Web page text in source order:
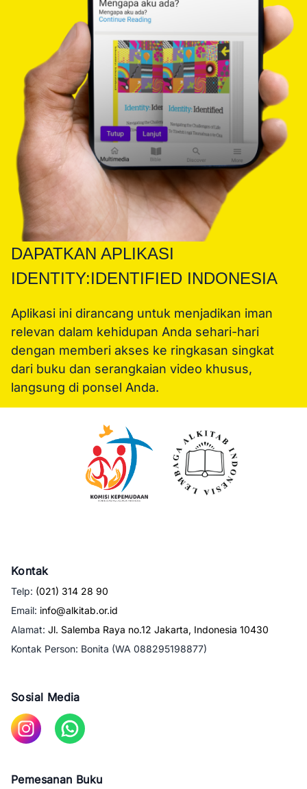
DAPATKAN APLIKASI
IDENTITY:IDENTIFIED INDONESIA
Aplikasi ini dirancang untuk menjadikan iman
relevan dalam kehidupan Anda sehari-hari
dengan memberi akses ke ringkasan singkat
dari buku dan serangkaian video khusus,
langsung di ponsel Anda.
Kontak
Telp: (021) 314 28 90
Email: info@alkitab.or.id
Alamat: Jl. Salemba Raya no.12 Jakarta, Indonesia 10430
Kontak Person: Bonita (WA 088295198877)
Sosial Media
Pemesanan Buku